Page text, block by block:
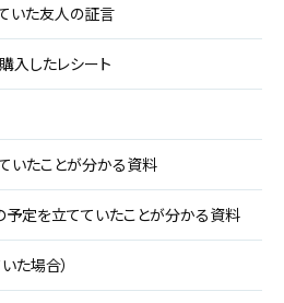
いた友人の証言
入したレシート
いたことが分かる資料
予定を立てていたことが分かる資料
た場合）